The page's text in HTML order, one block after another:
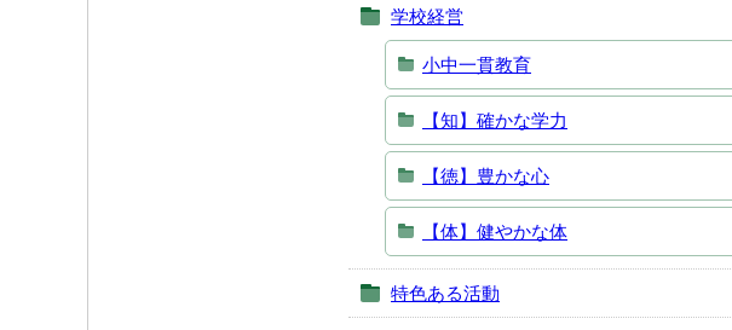
学校経営
小中一貫教育
【知】確かな学力
【徳】豊かな心
【体】健やかな体
特色ある活動